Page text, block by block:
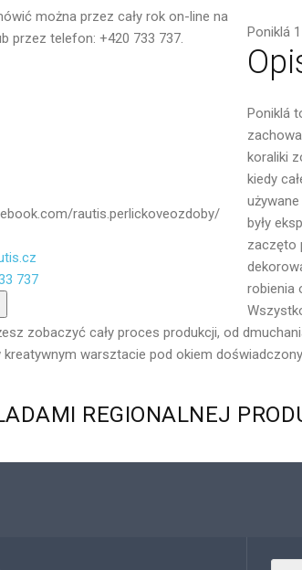
można przez cały rok on-line na
przez telefon: +420 733 737.
rautis.perlickoveozdoby/
737
Poniklá
Poniklá
koraliki
kiedy
były
zaczęto
robienia
zobaczyć cały proces produkcji, od
warsztacie pod okiem
REGIONALNEJ